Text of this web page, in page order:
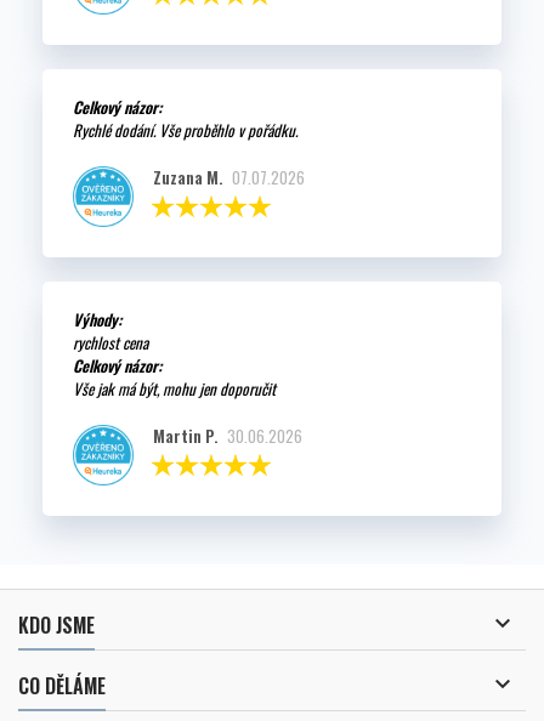
Celkový názor:
Rychlé dodání. Vše proběhlo v pořádku.
Zuzana M. 07.07.2026
Výhody:
rychlost cena
Celkový názor:
Vše jak má být, mohu jen doporučit
Martin P. 30.06.2026
KDO JSME 
CO DĚLÁME 